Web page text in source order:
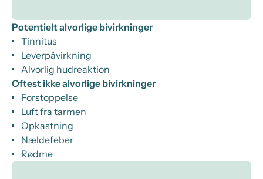
Potentielt alvorlige bivirkninger
Tinnitus
Leverpåvirkning
Alvorlig hudreaktion
Oftest ikke alvorlige bivirkninger
Forstoppelse
Luft fra tarmen
Opkastning
Nældefeber
Rødme